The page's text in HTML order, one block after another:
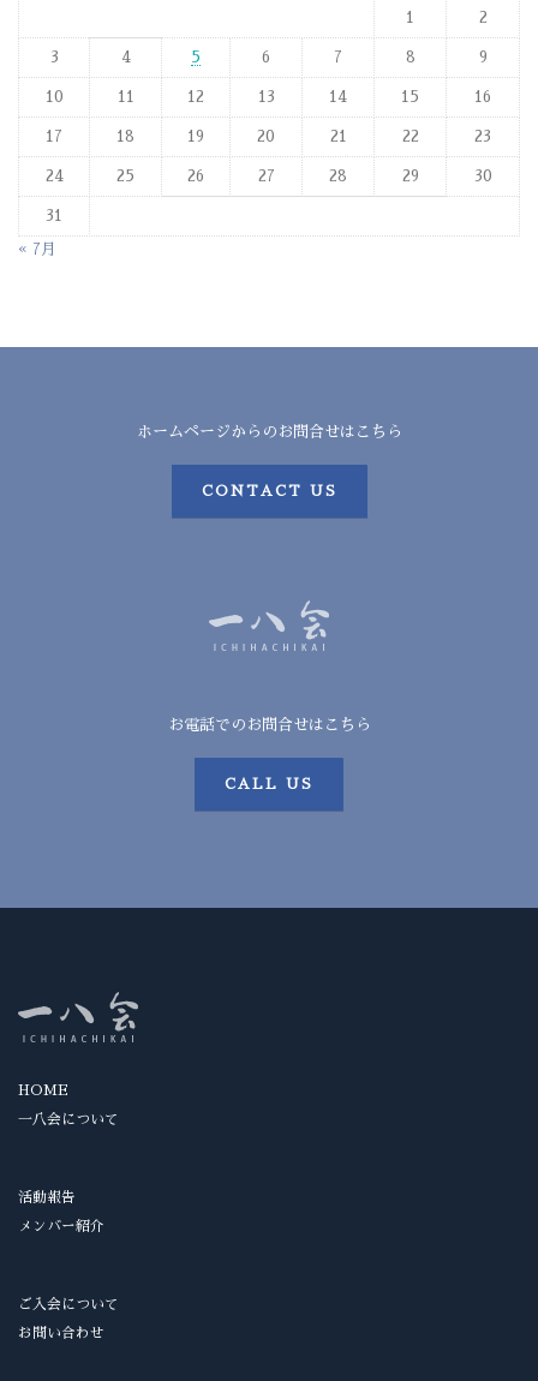
1 2
3 4 5 6 7 8 9
10 11 12 13 14 15 16
17 18 19 20 21 22 23
24 25 26 27 28 29 30
31
« 7月
ホームページからのお問合せはこちら
CONTACT US
お電話でのお問合せはこちら
CALL US
HOME
一八会について
活動報告
メンバー紹介
ご入会について
お問い合わせ